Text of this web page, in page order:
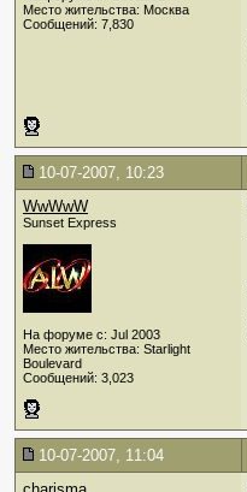
Место жительства: Москва
Сообщений: 7,830
10-07-2007, 10:23
WwWwW
Sunset Express
На форуме с: Jul 2003
Место жительства: Starlight
Boulevard
Сообщений: 3,023
10-07-2007, 11:04